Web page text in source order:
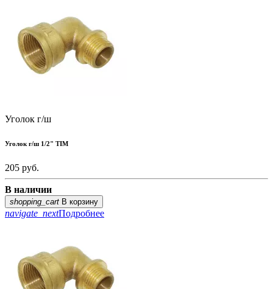
Уголок г/ш
Уголок г/ш 1/2" TIM
205 руб.
В наличии
shopping_cart В корзину
navigate_nextПодробнее